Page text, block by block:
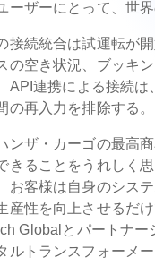
ーザーにとって、世
接続統合は試運転が
の空き状況、ブッキ
API連携による接続
の再入力を排除する
ンザ・カーゴの最高
きることをうれしく
お客様は自身のシス
産性を向上させるだ
Globalとパートナ
ルトランスフォーメ